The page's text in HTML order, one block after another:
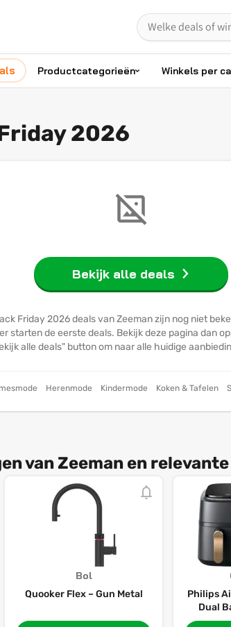
Productcategorieën Winkels per
2026
Bekijk alle deals
Friday 2026 deals van Zeeman zijn nog niet
starten de eerste deals. Bekijk deze pagina dan
alle deals" button om naar alle huidige
Herenmode Kindermode Koken & Tafelen
van Zeeman en
Bol
Quooker Flex – Gun Metal
Philips
Dual